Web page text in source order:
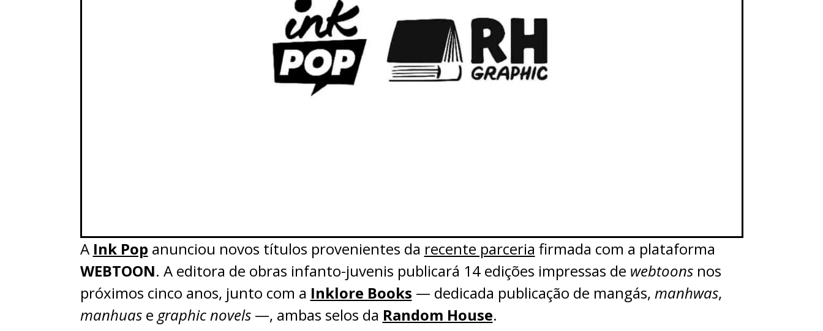
A Ink Pop anunciou novos títulos provenientes da recente parceria firmada com a plataforma
WEBTOON. A editora de obras infanto-juvenis publicará 14 edições impressas de webtoonsnos
próximos cinco anos, junto com a Inklore Books — dedicada publicação de mangás, manhwas,
manhuase graphic novels—, ambas selos da Random House.